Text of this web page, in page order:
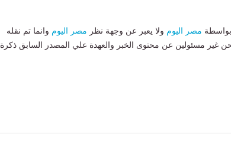
بواسطة مصر اليوم ولا يعبر عن وجهة نظر مصر اليوم وانما تم نقله
غير مسئولين عن محتوى الخبر والعهدة علي المصدر السابق ذكرة.